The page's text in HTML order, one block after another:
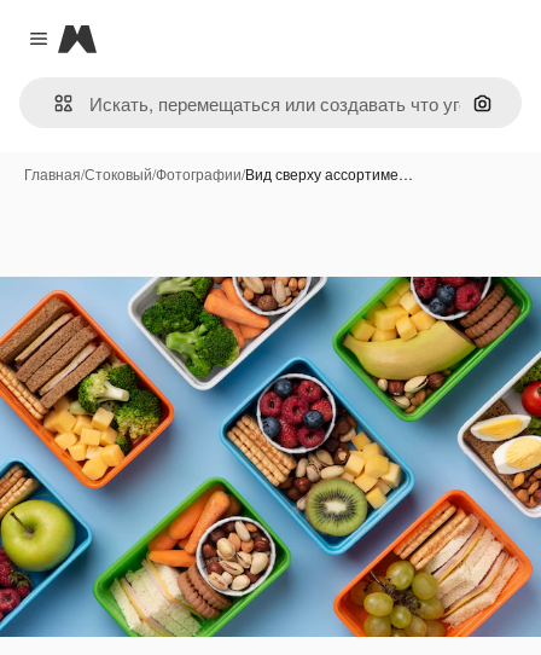
Close menu
Magnific
Поиск
Главная/Стоковый/Фотографии/Вид сверху ассортиме…